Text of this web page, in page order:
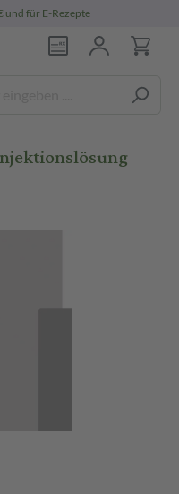
und für E-Rezepte